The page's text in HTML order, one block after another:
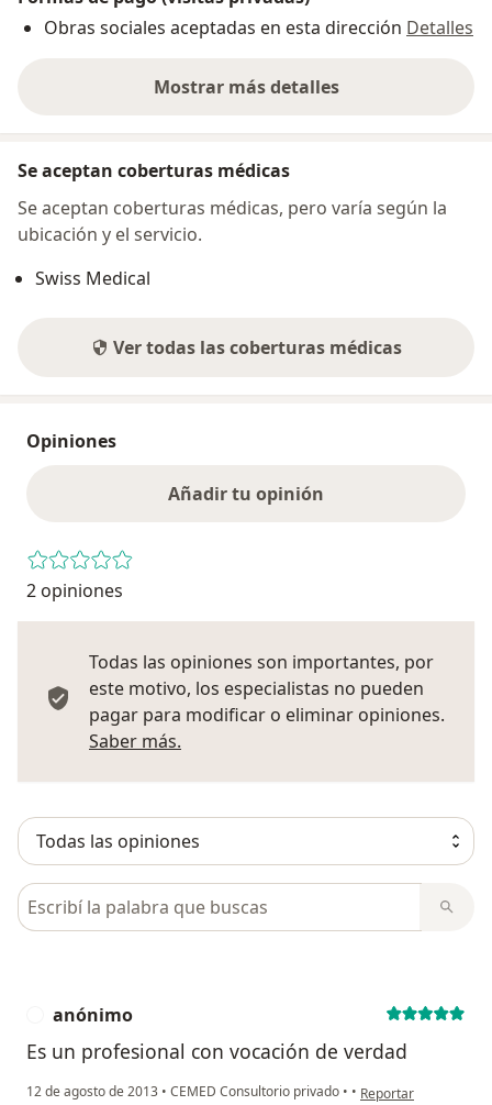
Obras sociales aceptadas en esta dirección Detalles
Mostrar más detalles
sobre la dirección
Se aceptan coberturas médicas
Se aceptan coberturas médicas, pero varía según la
ubicación y el servicio.
Swiss Medical
Ver todas las coberturas médicas
Opiniones
Añadir tu opinión
2 opiniones
Todas las opiniones son importantes, por
este motivo, los especialistas no pueden
pagar para modificar o eliminar opiniones.
Saber más.
Busca en opiniones
anónimo
Es un profesional con vocación de verdad
12 de agosto de 2013 • CEMED Consultorio privado • • en opinión del
Reportar